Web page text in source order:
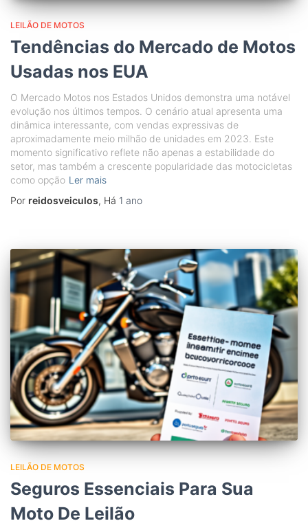
LEILÃO DE MOTOS
Tendências do Mercado de Motos
Usadas nos EUA
O Mercado Motos nos Estados Unidos demonstra uma notável
evolução nos últimos tempos. O cenário atual apresenta uma
dinâmica interessante, com vendas expressivas de
aproximadamente meio milhão de unidades em 2023. Este
momento significativo reflete não apenas a estabilidade do
setor, mas também a crescente popularidade das motocicletas
como opção Ler mais
Por reidosveiculos, Há 1 ano
LEILÃO DE MOTOS
Seguros Essenciais Para Sua
Moto De Leilão